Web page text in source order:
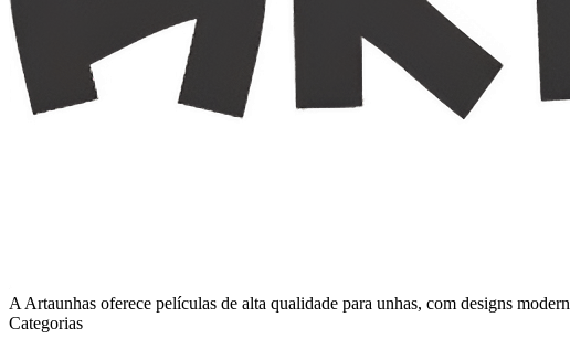
A Artaunhas oferece películas de alta qualidade para unhas, com designs
Categorias